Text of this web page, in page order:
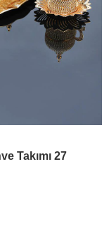
Takımı 27